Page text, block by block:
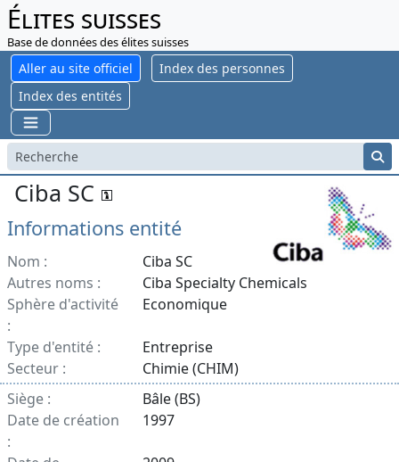
Élites suisses
Base de données des élites suisses
Aller au site officiel
Index des personnes
Index des entités
Ciba SC
Informations entité
Nom :
Ciba SC
Autres noms :
Ciba Specialty Chemicals
Sphère d'activité
:
Economique
Type d'entité :
Entreprise
Secteur :
Chimie (CHIM)
Siège :
Bâle (BS)
Date de création
:
1997